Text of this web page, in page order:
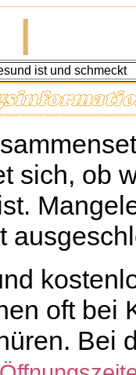
|
ist und schmeckt
sich, ob
oft bei
Bei